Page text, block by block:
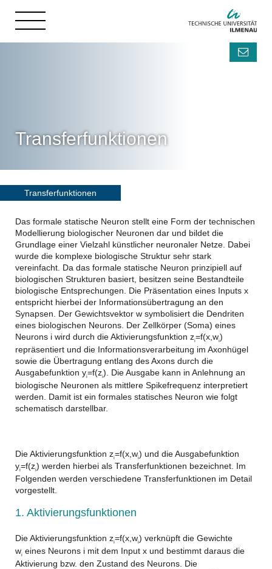
Transferfunktionen
Transferfunktionen
Das formale statische Neuron stellt eine Form der technischen
Modellierung biologischer Neuronen dar und bildet die
Grundlage einer Vielzahl künstlicher neuronaler Netze. Dabei
wurde die komplexe biologische Struktur sehr stark
vereinfacht. Da das formale statische Neuron prinzipiell auf
biologischen Strukturen basiert, besitzen seine Bestandteile
biologische Entsprechungen. Die Präsentation eines Inputs x
entspricht hierbei der Informationsübertragung an den
Synapsen. Der Gewichtsvektor w symbolisiert die Dendriten
eines biologischen Neurons. Der Zellkörper (Soma) eines
Neurons i wird durch die Aktivierungsfunktion zi=f(x,wi)
repräsentiert und die Informationsverarbeitung im Axonhügel
sowie die Übertragung entlang des Axons durch die
Ausgabefunktion yi=f(zi). Die Ausgabe kann in Anlehnung an
biologische Neuronen als mittlere Spikefrequenz interpretiert
werden. Damit ist ein formales statisches Neuron wie folgt
schematisch darstellbar.
Die Aktivierungsfunktion zi=f(x,wi) und die Ausgabefunktion
yi=f(zi) werden hierbei als Transferfunktionen bezeichnet. Im
Folgenden werden verschiedene Transferfunktionen im Detail
vorgestellt.
1. Aktivierungsfunktionen
Die Aktivierungsfunktion zi=f(x,wi) verknüpft die Gewichte
wi eines Neurons i mit dem Input x und bestimmt daraus die
Aktivierung bzw. den Zustand des Neurons. Die